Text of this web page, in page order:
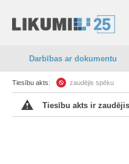
Darbības ar dokumentu
Tiesību akts: zaudējis spēku
Tiesību akts ir